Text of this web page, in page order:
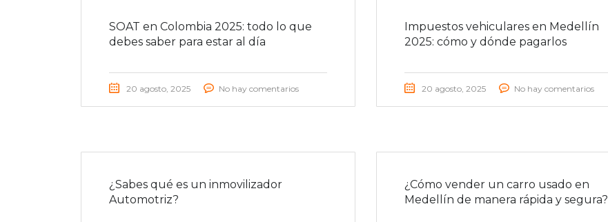
SOAT en Colombia 2025: todo lo que
debes saber para estar al día
20 agosto, 2025 No hay comentarios
Impuestos vehiculares en Medellín
2025: cómo y dónde pagarlos
20 agosto, 2025 No hay comentarios
¿Sabes qué es un inmovilizador
Automotriz?
¿Cómo vender un carro usado en
Medellín de manera rápida y segura?